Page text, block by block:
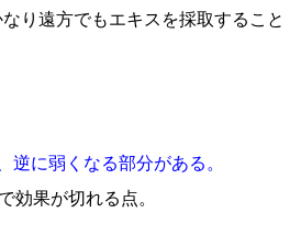
り遠方でもエキスを採取すること
逆に弱くなる部分がある。
効果が切れる点。